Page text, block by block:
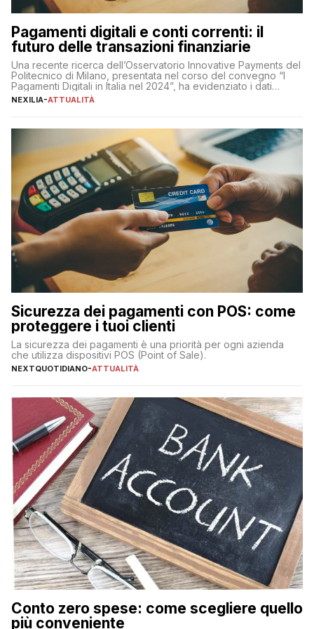
Pagamenti digitali e conti correnti: il
futuro delle transazioni finanziarie
Una recente ricerca dell’Osservatorio Innovative Payments del
Politecnico di Milano, presentata nel corso del convegno “I
Pagamenti Digitali in Italia nel 2024”, ha evidenziato i dati
definitivi del primo semestre 2024 relativamente alle
NEXILIA-ATTUALITÀ
Sicurezza dei pagamenti con POS: come
proteggere i tuoi clienti
La sicurezza dei pagamenti è una priorità per ogni azienda
che utilizza dispositivi POS (Point of Sale).
NEXTQUOTIDIANO-ATTUALITÀ
Conto zero spese: come scegliere quello
più conveniente